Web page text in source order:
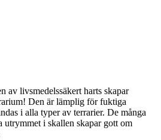
av livsmedelssäkert harts skapar
Den är lämplig för fuktiga
i alla typer av terrarier. De många
utrymmet i skallen skapar gott om